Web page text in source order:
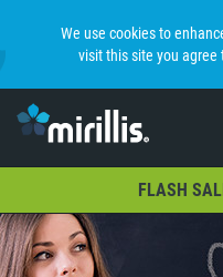
We use cookies to
visit this site you agree
FLASH